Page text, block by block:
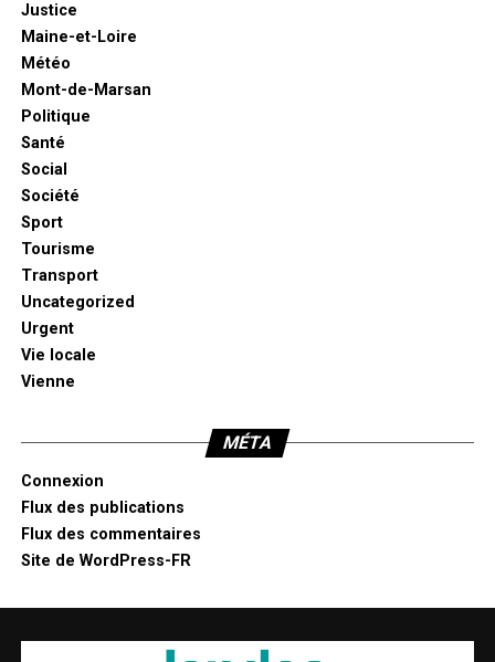
Justice
Maine-et-Loire
Météo
Mont-de-Marsan
Politique
Santé
Social
Société
Sport
Tourisme
Transport
Uncategorized
Urgent
Vie locale
Vienne
MÉTA
Connexion
Flux des publications
Flux des commentaires
Site de WordPress-FR